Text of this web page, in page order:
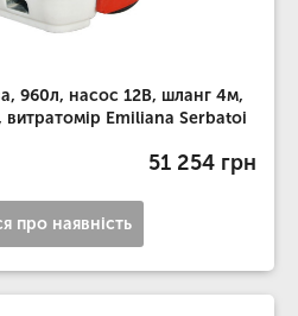
960л, насос 12В, шланг 4м,
витратомір Emiliana Serbatoi
51 254 грн
про наявність